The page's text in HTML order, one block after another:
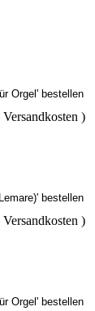
Versandkosten )
Versandkosten )